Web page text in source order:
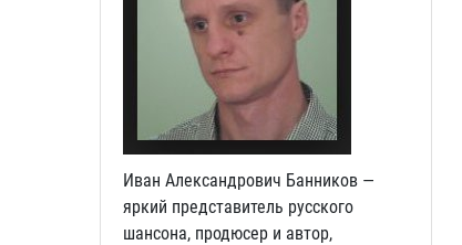
Иван Александрович Банников —
яркий представитель русского
шансона, продюсер и автор,